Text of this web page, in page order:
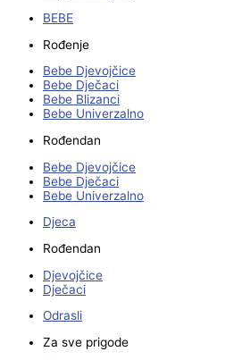
BEBE
Rođenje
Bebe Djevojčice
Bebe Dječaci
Bebe Blizanci
Bebe Univerzalno
Rođendan
Bebe Djevojčice
Bebe Dječaci
Bebe Univerzalno
Djeca
Rođendan
Djevojčice
Dječaci
Odrasli
Za sve prigode